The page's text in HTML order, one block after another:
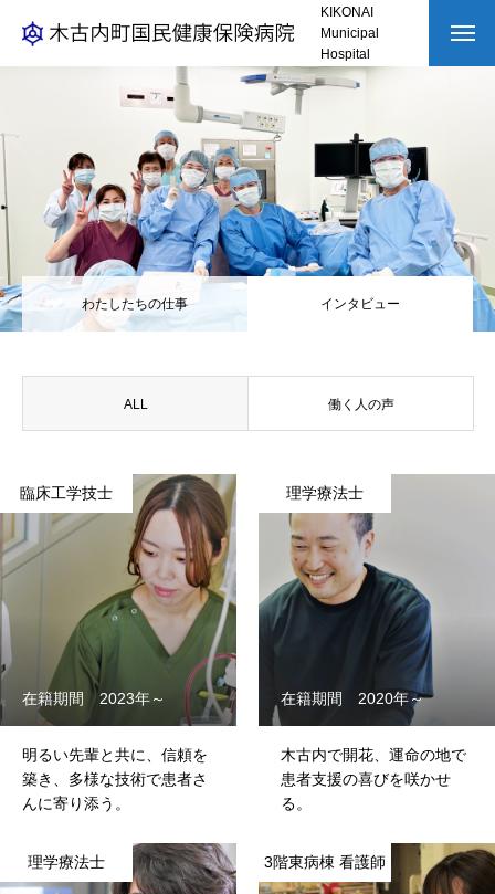
KIKONAI
Municipal
Hospital
トップページ
HOSPITAL 病院を知る
WORK 仕事を知る
わたしたちの仕事
インタビューわたしたちの仕事 インタビュー
ALL 働く人の声
臨床工学技士
在籍期間 2023年～
明るい先輩と共に、信頼を
築き、多様な技術で患者さ
んに寄り添う。
理学療法士
在籍期間 2020年～
木古内で開花、運命の地で
患者支援の喜びを咲かせ
る。
理学療法士 3階東病棟 看護師